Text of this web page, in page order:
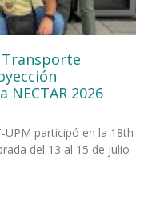
Transporte
2026
UPM participó en la 18th
del 13 al 15 de julio